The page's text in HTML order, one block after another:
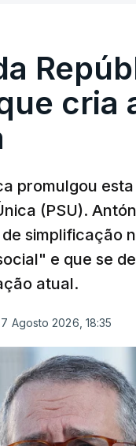
cria
promulgou
(PSU).
simplificação
e que se
atual.
Agosto 2026, 18:35